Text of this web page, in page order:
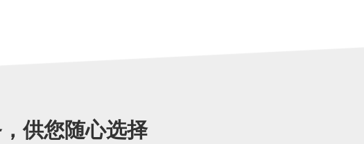
供您随心选择